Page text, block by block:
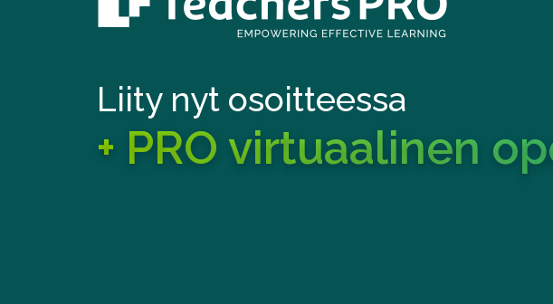
Liity nyt osoitteessa
+ PRO virtuaalinen